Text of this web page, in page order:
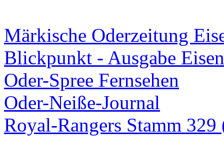
Märkische Oderzeitung
Blickpunkt - Ausgabe
Oder-Spree Fernsehen
Oder-Neiße-Journal
Royal-Rangers Stamm